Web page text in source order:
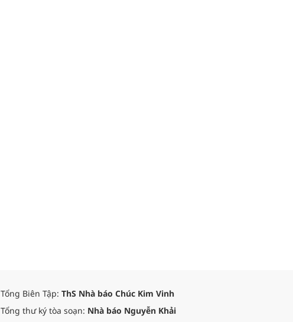
Tổng Biên Tập: ThS Nhà báo Chúc Kim Vinh
Tổng thư ký tòa soạn: Nhà báo Nguyễn Khải